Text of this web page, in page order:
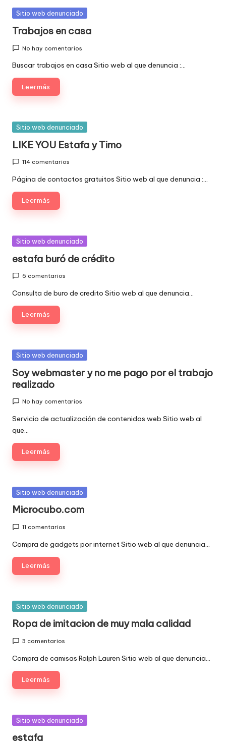
Publicada
Sitio web denunciado
Trabajos en casa
No hay comentarios
Buscar trabajos en casa Sitio web al que denuncia :…
Leer más
Publicada
Sitio web denunciado
LIKE YOU Estafa y Timo
114 comentarios
Página de contactos gratuitos Sitio web al que denuncia :…
Leer más
Publicada
Sitio web denunciado
estafa buró de crédito
6 comentarios
Consulta de buro de credito Sitio web al que denuncia…
Leer más
Publicada
Sitio web denunciado
Soy webmaster y no me pago por el trabajo
realizado
No hay comentarios
Servicio de actualización de contenidos web Sitio web al
que…
Leer más
Publicada
Sitio web denunciado
Microcubo.com
11 comentarios
Compra de gadgets por internet Sitio web al que denuncia…
Leer más
Publicada
Sitio web denunciado
Ropa de imitacion de muy mala calidad
3 comentarios
Compra de camisas Ralph Lauren Sitio web al que denuncia…
Leer más
Publicada
Sitio web denunciado
estafa